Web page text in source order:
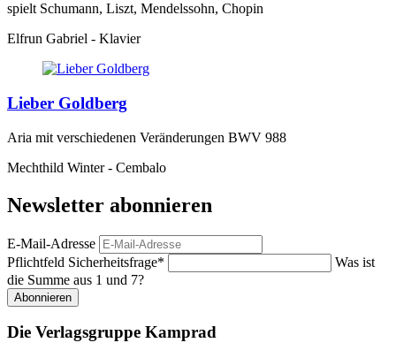
spielt Schumann, Liszt, Mendelssohn, Chopin
Elfrun Gabriel - Klavier
Lieber Goldberg
Aria mit verschiedenen Veränderungen BWV 988
Mechthild Winter - Cembalo
Newsletter abonnieren
E-Mail-Adresse
Pflichtfeld Sicherheitsfrage*
Was ist
die Summe aus 1 und 7?
Abonnieren
Die Verlagsgruppe Kamprad